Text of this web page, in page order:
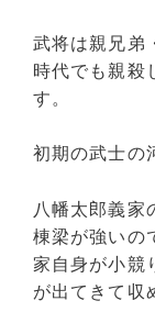
武将は親兄弟
時代でも親殺
す。
初期の武士の
八幡太郎義家
棟梁が強いの
家自身が小競
が出てきて収